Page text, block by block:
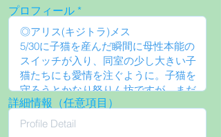
プロフィール
詳細情報（任意項目）